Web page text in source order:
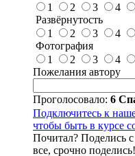
1
2 3 4
Развёрнутость
1
2 3 4
Фотография
1
2 3 4
Пожелания автору
Проголосовало: 6
Подключитесь к
чтобы быть в курсе
Почитал? Поделись
все, срочно